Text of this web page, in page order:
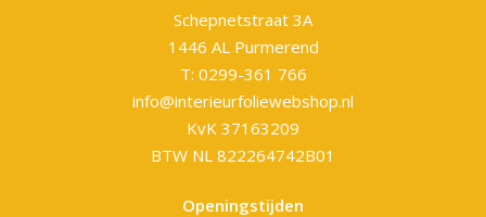
Schepnetstraat 3A
1446 AL Purmerend
T: 0299-361 766
info@interieurfoliewebshop.nl
KvK 37163209
BTW NL 822264742B01
Openingstijden